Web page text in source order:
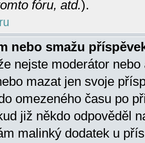
fóru, atd.).
nebo smažu
nejste moderátor
mazat jen svoje
omezeného času po
již někdo odpověděl
malinký dodatek u